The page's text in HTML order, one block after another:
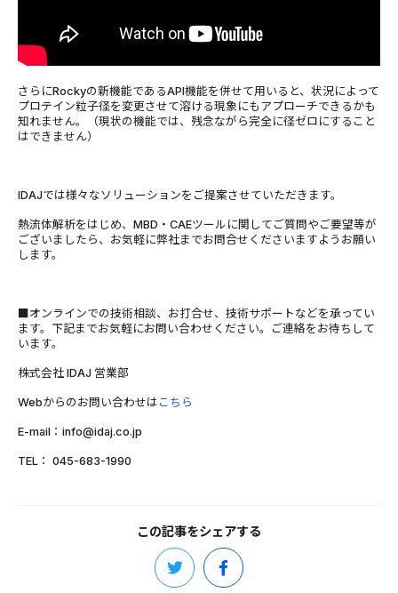
さらにRockyの新機能であるAPI機能を併せて用いると、状況によって
プロテイン粒子径を変更させて溶ける現象にもアプローチできるかも
知れません。（現状の機能では、残念ながら完全に径ゼロにすること
はできません）
IDAJでは様々なソリューションをご提案させていただきます。
熱流体解析をはじめ、MBD・CAEツールに関してご質問やご要望等が
ございましたら、お気軽に弊社までお問合せくださいますようお願い
します。
■オンラインでの技術相談、お打合せ、技術サポートなどを承ってい
ます。下記までお気軽にお問い合わせください。ご連絡をお待ちして
います。
株式会社 IDAJ 営業部
Webからのお問い合わせは こちら
E-mail：info@idaj.co.jp
TEL： 045-683-1990
この記事をシェアする